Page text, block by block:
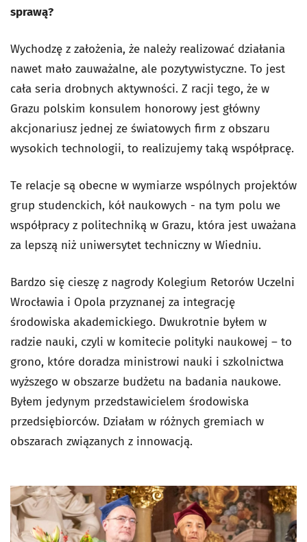
sprawą?
Wychodzę z założenia, że należy realizować działania
nawet mało zauważalne, ale pozytywistyczne. To jest
cała seria drobnych aktywności. Z racji tego, że w
Grazu polskim konsulem honorowy jest główny
akcjonariusz jednej ze światowych firm z obszaru
wysokich technologii, to realizujemy taką współpracę.
Te relacje są obecne w wymiarze wspólnych projektów
grup studenckich, kół naukowych - na tym polu we
współpracy z politechniką w Grazu, która jest uważana
za lepszą niż uniwersytet techniczny w Wiedniu.
Bardzo się cieszę z nagrody Kolegium Retorów Uczelni
Wrocławia i Opola przyznanej za integrację
środowiska akademickiego. Dwukrotnie byłem w
radzie nauki, czyli w komitecie polityki naukowej – to
grono, które doradza ministrowi nauki i szkolnictwa
wyższego w obszarze budżetu na badania naukowe.
Byłem jedynym przedstawicielem środowiska
przedsiębiorców. Działam w różnych gremiach w
obszarach związanych z innowacją.